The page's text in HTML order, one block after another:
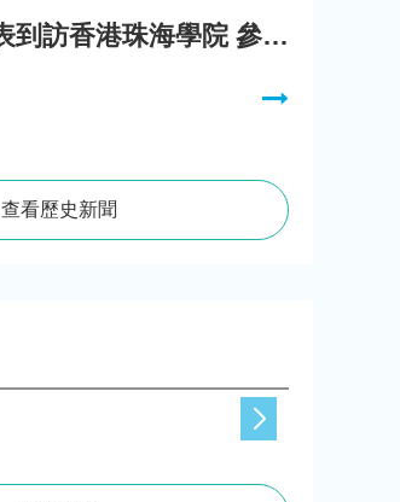
阿拉伯商會代表到訪香港珠海學院 參與「一帶一路」政策圓桌會議
查看歷史新聞